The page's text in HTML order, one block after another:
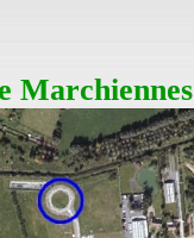
Marchiennes